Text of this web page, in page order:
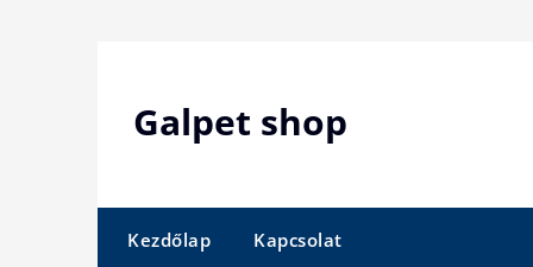
Galpet shop
Kezdőlap Kapcsolat